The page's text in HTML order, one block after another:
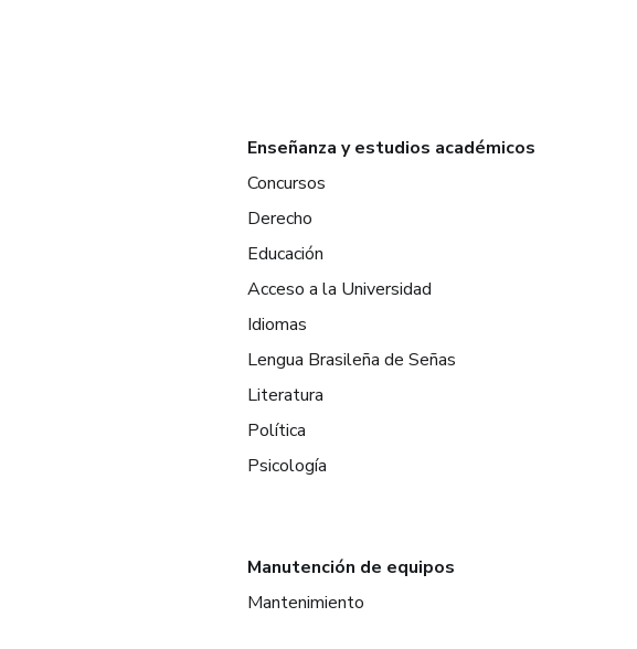
Enseñanza y estudios académicos
Concursos
Derecho
Educación
Acceso a la Universidad
Idiomas
Lengua Brasileña de Señas
Literatura
Política
Psicología
Manutención de equipos
Mantenimiento